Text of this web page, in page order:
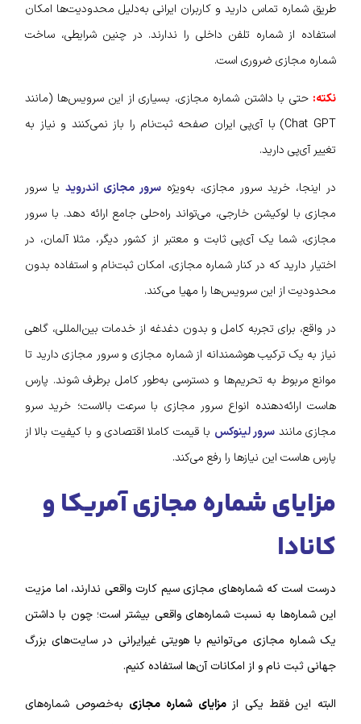
طریق شماره تماس دارید و کاربران ایرانی به‌دلیل محدودیت‌ها امکان
استفاده از شماره تلفن داخلی را ندارند. در چنین شرایطی، ساخت
شماره مجازی ضروری است.
نکته: حتی با داشتن شماره مجازی، بسیاری از این سرویس‌ها (مانند
Chat GPT) با آی‌پی ایران صفحه ثبت‌نام را باز نمی‌کنند و نیاز به
تغییر آی‌پی دارید.
در اینجا، خرید سرور مجازی، به‌ویژه سرور مجازی اندروید یا سرور
مجازی با لوکیشن خارجی، می‌تواند راه‌حلی جامع ارائه دهد. با سرور
مجازی، شما یک آی‌پی ثابت و معتبر از کشور دیگر، مثلا آلمان، در
اختیار دارید که در کنار شماره مجازی، امکان ثبت‌نام و استفاده بدون
محدودیت از این سرویس‌ها را مهیا می‌کند.
در واقع، برای تجربه کامل و بدون دغدغه از خدمات بین‌المللی، گاهی
نیاز به یک ترکیب هوشمندانه از شماره مجازی و سرور مجازی دارید تا
موانع مربوط به تحریم‌ها و دسترسی به‌طور کامل برطرف شوند. پارس
هاست ارائه‌دهنده انواع سرور مجازی با سرعت بالاست؛ خرید سرو
مجازی مانند سرور لینوکس با قیمت کاملا اقتصادی و با کیفیت بالا از
پارس هاست این نیازها را رفع می‌کند.
مزایای شماره مجازی آمریکا و
کانادا
درست است که شماره‌های مجازی سیم کارت واقعی ندارند، اما مزیت
این شماره‌ها به نسبت شماره‌های واقعی بیشتر است؛ چون با داشتن
یک شماره مجازی می‌توانیم با هویتی غیرایرانی در سایت‌های بزرگ
جهانی ثبت نام و از امکانات آن‌ها استفاده کنیم.
البته این فقط یکی ازمزایای شماره مجازی به‌خصوص شماره‌های